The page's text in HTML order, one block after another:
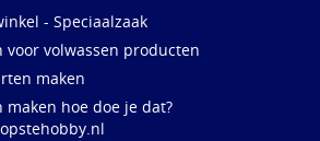
- Speciaalzaak
voor volwassen producten
maken
maken hoe doe je dat?